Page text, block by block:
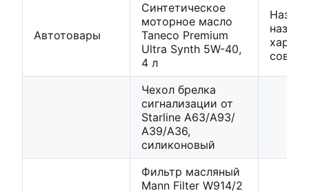
Автотовары
Синтетическое
моторное масло
Taneco Premium
Ultra Synth 5W-40,
4 л
Чехол брелка
сигнализации от
Starline А63/А93/
А39/А36,
силиконовый
Фильтр масляный
Mann Filter W914/2